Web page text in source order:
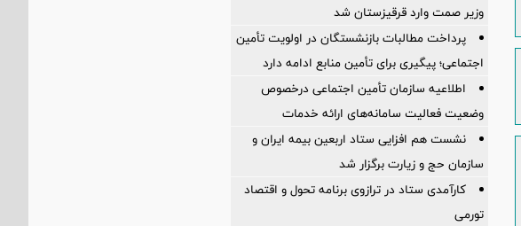
وزیر صمت وارد قرقیزستان شد
پرداخت مطالبات بازنشستگان در اولویت تأمین
اجتماعی؛ پیگیری برای تأمین منابع ادامه دارد
اطلاعیه سازمان تأمین اجتماعی درخصوص
وضعیت فعالیت سامانه‌های ارائه خدمات
نشست هم افزایی ستاد اربعین بیمه ایران و
سازمان حج و زیارت برگزار شد
کارآمدی ستاد در ترازوی برنامه تحول و اقتصاد
تورمی